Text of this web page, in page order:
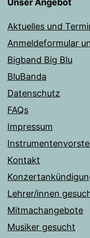
Unser Angebot
Aktuelles und
Anmeldeformular
Bigband Big Blu
BluBanda
Datenschutz
FAQs
Impressum
Kontakt
Lehrer/innen
Mitmachangebote
Musiker gesucht